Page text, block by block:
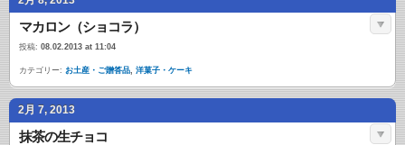
マカロン（ショコラ）
投稿: 08.02.2013 at 11:04
カテゴリー: お土産・ご贈答品, 洋菓子・ケーキ
2月 7, 2013
抹茶の生チョコ